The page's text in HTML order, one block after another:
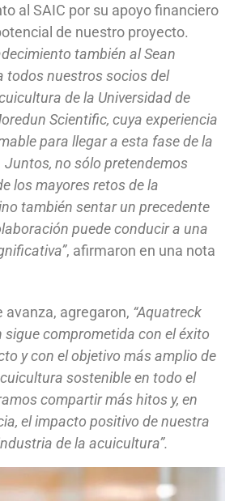
al SAIC por su apoyo financiero
de nuestro proyecto.
también al Sean
todos nuestros socios del
de la Universidad de
Scientific, cuya experiencia
para llegar a esta fase de la
no sólo pretendemos
los mayores retos de la
también sentar un precedente
puede conducir a una
, afirmaron en una nota
avanza, agregaron, “Aquatreck
sigue comprometida con el éxito
y con el objetivo más amplio de
sostenible en todo el
compartir más hitos y, en
el impacto positivo de nuestra
de la acuicultura”.